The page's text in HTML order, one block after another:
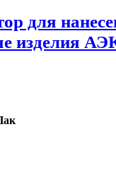
для
изделия